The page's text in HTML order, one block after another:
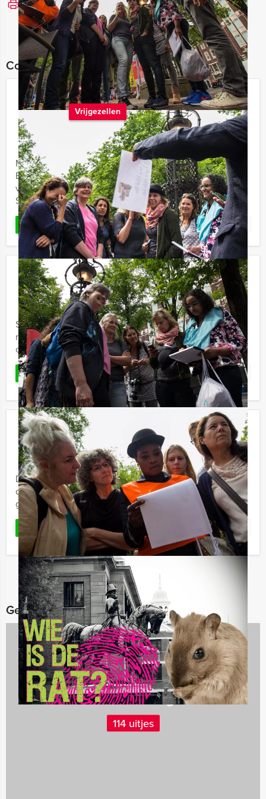
Bekijk printbare versie
Combineer dit uitje met:
Sex and the City Game in Den Bosch
Vrijgezellen
€ 22,50 p.p. excl. BTW
Vanaf 12 personen ‐ 3 uur
Meiden opgelet! Het Sex and the City uitje van Den
Bosch Evenementen maakt van jullie
vrijgezellenfeest een doldwaze en onvergetelijke dag.
Sex and the City in ...
LEES MEER Favoriet
Step Challenge in Den Bosch
Vanaf€ 32,50 p.p. excl. BTW
Vanaf 12 personen ‐ 3 uur
Sportief Den Bosch verkennen met de Step Challenge
rally van Den Bosch Evenementen: zie de stad en doe
onderweg een aantal leuke spelopdrachten.
LEES MEER Favoriet
Niets Is Wat Het Lijkt!
Vanaf € 34,50 p.p. excl. BTW
Vanaf 20 personen ‐ 2 uur
Durf jij op je instinct te vertrouwen als alles anders blijkt
dan je denkt? Niets is wat het lijkt is een verrassende
groepsgame waarin mysterie, strategie en ...
LEES MEER Favoriet
Gerelateerde categorieën
Teambuilding
114 uitjes